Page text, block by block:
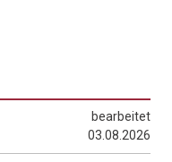
bearbeitet
03.08.2026